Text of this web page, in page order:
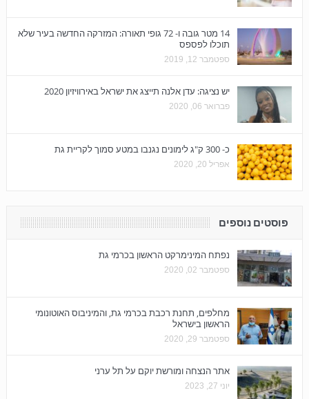
14 מטר גובה ו- 72 גופי תאורה: המזרקה החדשה בעיר שלא
תוכלו לפספס
ספטמבר 12, 2019
יש נציגה: עדן אלנה תייצג את ישראל באירוויזיון 2020
פברואר 06, 2020
כ- 300 ק"ג לימונים נגנבו במטע סמוך לקריית גת
אפריל 20, 2020
פוסטים נוספים
נפתח המינימרקט הראשון בכרמי גת
ספטמבר 02, 2020
מחלפים, תחנת רכבת בכרמי גת, והמיניבוס האוטונומי
הראשון בישראל
ספטמבר 29, 2020
אתר הנצחה ומורשת יוקם על תל ערני
יוני 27, 2023